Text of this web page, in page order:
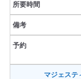
マジェステ